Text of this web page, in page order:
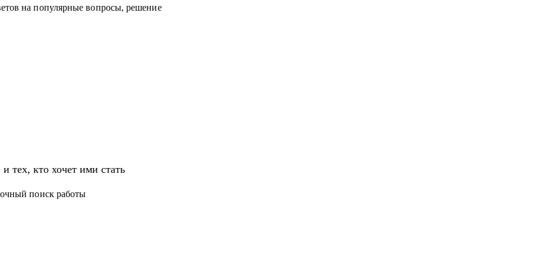
и обучения.
проектов;
а также высшему и среднему
на популярные вопросы, решение
тех, кто хочет ими стать
поиск работы